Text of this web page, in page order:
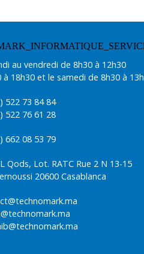
au vendredi de 8h30 à 12h30
à 18h30 et le samedi de 8h30 à 13h
522 73 84 84
522 76 61 28
662 08 53 79
Qods, Lot. RATC Rue 2 N 13-15
20600 Casablanca